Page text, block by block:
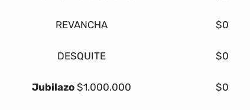
REVANCHA $0
DESQUITE $0
Jubilazo $1.000.000 $0